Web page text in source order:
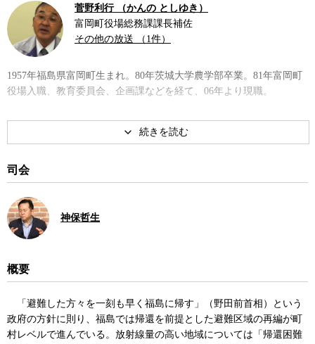
菅野利行 （かんの としゆき）
富岡町役場総務課課長補佐
その他の放送 （1件）
1957年福島県富岡町生まれ。80年茨城大学農学部卒業。81年富岡町
役場入職、教育委員会、企画課などを経て、06年より現職。
司会
神保哲生
概要
「避難した方々を一刻も早く福島に帰す」（野田前首相）という
政府の方針に則り、福島では帰還を前提とした避難区域の再編が町
村レベルで進んでいる。放射線量の高い地域については「帰還困難